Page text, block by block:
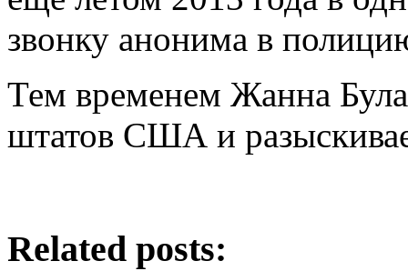
звонку анонима в
Тем временем Жанна
штатов США и
Related posts: